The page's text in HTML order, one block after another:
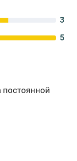
3
5
постоянной